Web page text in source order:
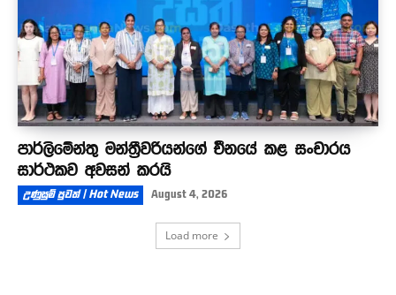
පාර්ලිමේන්තු මන්ත්‍රීවරියන්ගේ චීනයේ කළ සංචාරය
සාර්ථකව අවසන් කරයි
උණුසුම් පුවත් | Hot News August 4, 2026
Load more